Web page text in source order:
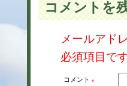
コメントを
メールアド
必須項目で
コメント *